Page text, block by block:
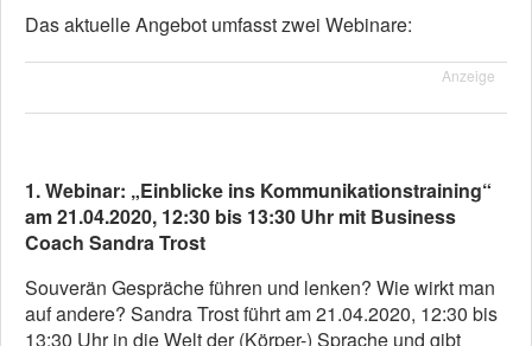
Das aktuelle Angebot umfasst zwei Webinare:
Anzeige
1. Webinar: „Einblicke ins Kommunikationstraining“
am21.04.2020, 12:30 bis 13:30 Uhr mit Business
Coach Sandra Trost
Souverän Gespräche führen und lenken? Wie wirkt man
auf andere? Sandra Trost führt am 21.04.2020, 12:30 bis
13:30 Uhr in die Welt der (Körper-) Sprache und gibt